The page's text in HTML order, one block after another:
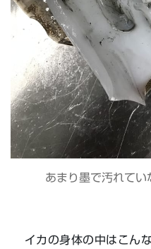
あまり墨で汚れてい
イカの身体の中はこん